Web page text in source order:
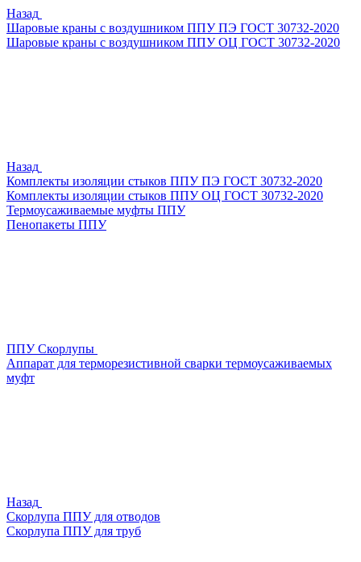
Назад
Шаровые краны с воздушником ППУ ПЭ ГОСТ 30732-2020
Шаровые краны с воздушником ППУ ОЦ ГОСТ 30732-2020
Назад
Комплекты изоляции стыков ППУ ПЭ ГОСТ 30732-2020
Комплекты изоляции стыков ППУ ОЦ ГОСТ 30732-2020
Термоусаживаемые муфты ППУ
Пенопакеты ППУ
ППУ Скорлупы
Аппарат для терморезистивной сварки термоусаживаемых
муфт
Назад
Скорлупа ППУ для отводов
Скорлупа ППУ для труб